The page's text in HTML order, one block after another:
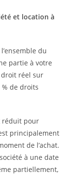
et location à
du
partie à votre
droit réel sur
de droits
réduit pour
principalement
de l’achat.
à une date
partiellement,